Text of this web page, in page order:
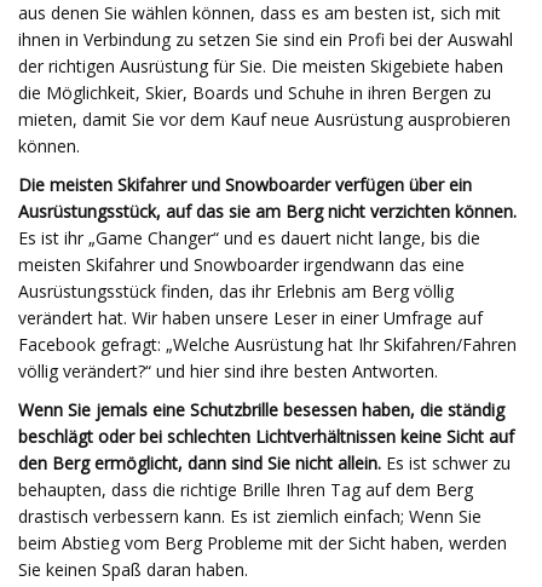
aus denen Sie wählen können, dass es am besten ist, sich mit
ihnen in Verbindung zu setzen Sie sind ein Profi bei der Auswahl
der richtigen Ausrüstung für Sie. Die meisten Skigebiete haben
die Möglichkeit, Skier, Boards und Schuhe in ihren Bergen zu
mieten, damit Sie vor dem Kauf neue Ausrüstung ausprobieren
können.
Die meisten Skifahrer und Snowboarder verfügen über ein
Ausrüstungsstück, auf das sie am Berg nicht verzichten können.
Es ist ihr „Game Changer“ und es dauert nicht lange, bis die
meisten Skifahrer und Snowboarder irgendwann das eine
Ausrüstungsstück finden, das ihr Erlebnis am Berg völlig
verändert hat. Wir haben unsere Leser in einer Umfrage auf
Facebook gefragt: „Welche Ausrüstung hat Ihr Skifahren/Fahren
völlig verändert?“ und hier sind ihre besten Antworten.
Wenn Sie jemals eine Schutzbrille besessen haben, die ständig
beschlägt oder bei schlechten Lichtverhältnissen keine Sicht auf
den Berg ermöglicht, dann sind Sie nicht allein. Es ist schwer zu
behaupten, dass die richtige Brille Ihren Tag auf dem Berg
drastisch verbessern kann. Es ist ziemlich einfach; Wenn Sie
beim Abstieg vom Berg Probleme mit der Sicht haben, werden
Sie keinen Spaß daran haben.